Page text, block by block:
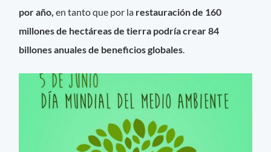
por año,en tanto que por la restauración de 160
millones de hectáreas de tierra podría crear 84
billones anuales de beneficios globales.